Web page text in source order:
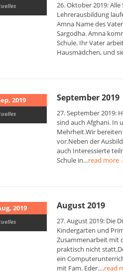
26. Oktober 2019:
Lehrerausbildung
Amna Name des
Sargodha. Amna
Schule. Ihr Vater
Hausmädchen, und
September 2019
27. September 2019:
sind auch Afghani. In
Mehrheit.Wir
vor.Neben der
auch Interessierte
Schule in…read more
2019
August 2019
27. August 2019: Die
Kindergarten und
Zusammenarbeit mit
praktisch nicht
ein
mit Fam. Eder….read
2019